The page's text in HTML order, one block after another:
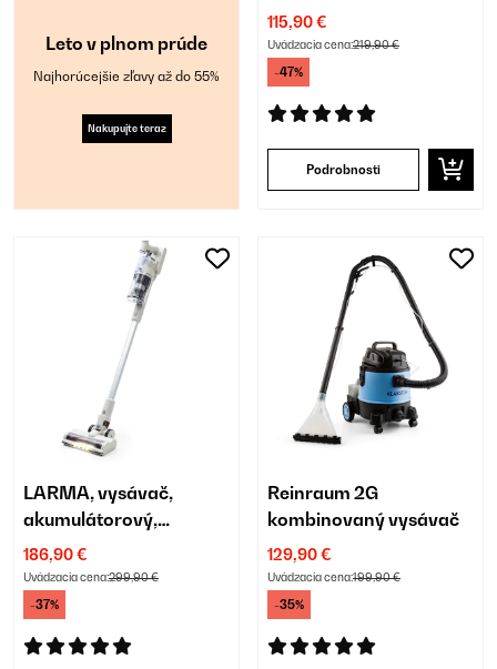
Leto v plnom prúde
Najhorúcejšie zľavy až do 55%
Nakupujte teraz
115,90 €
Uvádzacia cena:219,90 €
-47%
Podrobnosti
LARMA, vysávač,
akumulátorový,
bezvreckový,
maximálna doba
prevádzky 45 min
186,90 €
Uvádzacia cena:299,90 €
-37%
Reinraum 2G
kombinovaný vysávač
129,90 €
Uvádzacia cena:199,90 €
-35%